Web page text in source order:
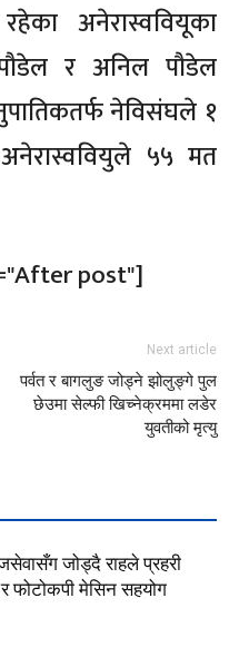
रहेका अनेरास्ववियूका
पौडेल र अनिल पौडेल
नेविसंघले १
५५ मत
post"]
Next article
पर्वत र बागलुङ जोड्ने झोलुङ्गे पुल
छेउमा सेल्फी खिच्नेक्रममा लडेर
युवतीको मृत्यु
जोड्दै राहले प्रहरी
र फोटोकपी मेसिन सहयोग